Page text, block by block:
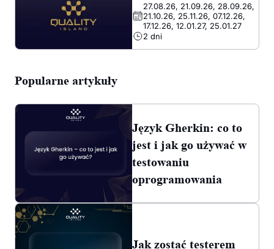
cena
wynosiła:
3299,00 PLN.
cena
wynosi:
2399,00 PLN.
27.08.26, 21.09.26, 28.09.26,
21.10.26, 25.11.26, 07.12.26,
17.12.26, 12.01.27, 25.01.27
2 dni
Popularne artykuły
Język Gherkin: co to
jest i jak go używać w
testowaniu
oprogramowania
Jak zostać testerem